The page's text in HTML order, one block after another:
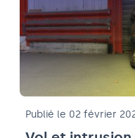
Publié le 02 février